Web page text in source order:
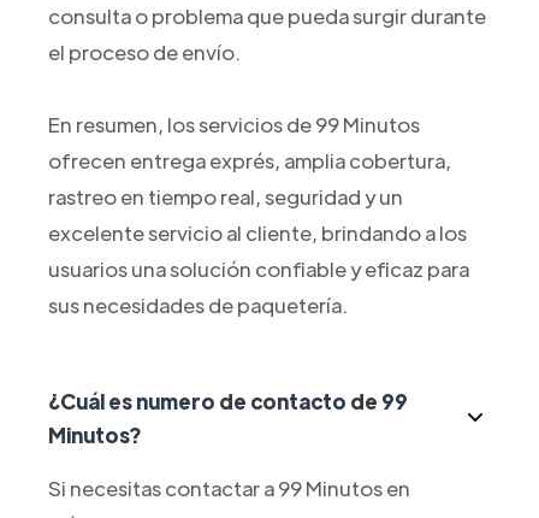
consulta o problema que pueda surgir durante
el proceso de envío.
En resumen, los servicios de 99 Minutos
ofrecen entrega exprés, amplia cobertura,
rastreo en tiempo real, seguridad y un
excelente servicio al cliente, brindando a los
usuarios una solución confiable y eficaz para
sus necesidades de paquetería.
¿Cuál es numero de contacto de 99
Minutos?
Si necesitas contactar a 99 Minutos en